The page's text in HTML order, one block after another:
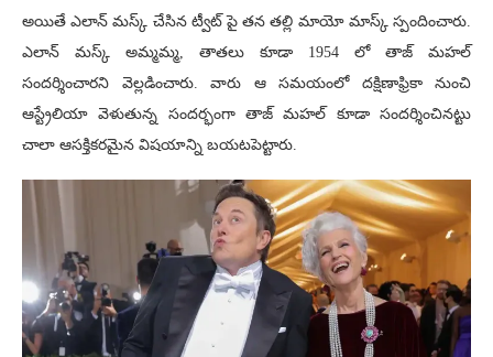
అయితే ఎలాన్ మస్క్ చేసిన ట్వీట్ పై తన తల్లి మాయో మాస్క్ స్పందించారు.
ఎలాన్ మస్క్ అమ్మమ్మ, తాతలు కూడా 1954 లో తాజ్ మహల్
సందర్శించారని వెల్లడించారు. వారు ఆ సమయంలో దక్షిణాఫ్రికా నుంచి
ఆస్ట్రేలియా వెళుతున్న సందర్భంగా తాజ్ మహల్ కూడా సందర్శించినట్టు
చాలా ఆసక్తికరమైన విషయాన్ని బయటపెట్టారు.